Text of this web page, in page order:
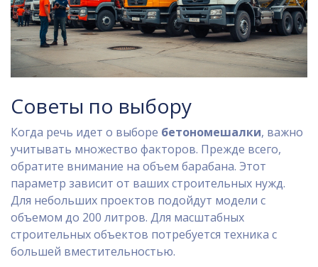
Советы по выбору
Когда речь идет о выборе бетономешалки, важно
учитывать множество факторов. Прежде всего,
обратите внимание на объем барабана. Этот
параметр зависит от ваших строительных нужд.
Для небольших проектов подойдут модели с
объемом до 200 литров. Для масштабных
строительных объектов потребуется техника с
большей вместительностью.